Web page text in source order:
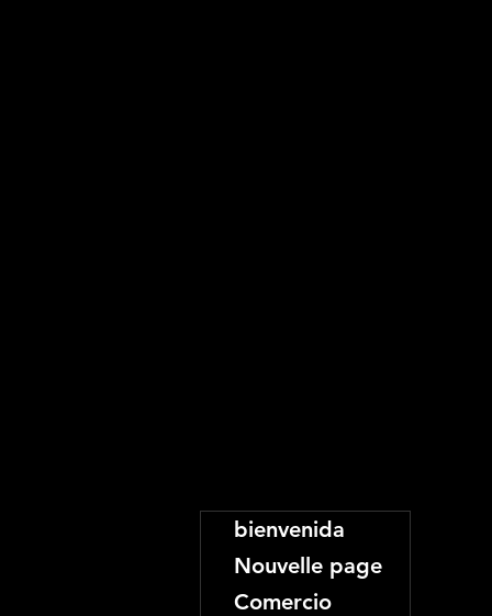
bienvenida
Nouvelle page
Comercio